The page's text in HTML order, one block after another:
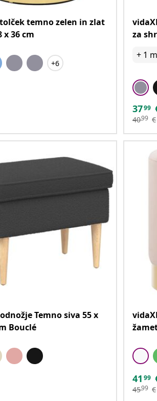
temno zelen in zlat
x 36 cm
+6
za
+ 1
3799
4099 €
Temno siva 55 x
Bouclé
41 99
4599 €